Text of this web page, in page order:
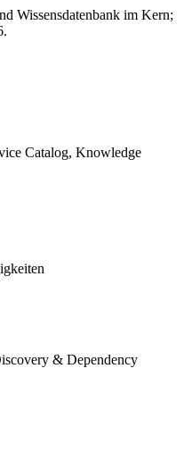
Wissensdatenbank im Kern;
Catalog, Knowledge
& Dependency